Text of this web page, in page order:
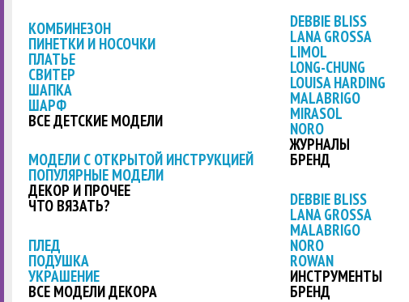
КОМБИНЕЗОН
ПИНЕТКИ И НОСОЧКИ
ПЛАТЬЕ
СВИТЕР
ШАПКА
ШАРФ
ВСЕ ДЕТСКИЕ МОДЕЛИ
МОДЕЛИ С ОТКРЫТОЙ ИНСТРУКЦИЕЙ
ПОПУЛЯРНЫЕ МОДЕЛИ
ДЕКОР И ПРОЧЕЕ
ЧТО ВЯЗАТЬ?
ПЛЕД
ПОДУШКА
УКРАШЕНИЕ
ВСЕ МОДЕЛИ ДЕКОРА
DEBBIE BLISS
LANA GROSSA
LIMOL
LONG-CHUNG
LOUISA HARDING
MALABRIGO
MIRASOL
NORO
ЖУРНАЛЫ
БРЕНД
DEBBIE BLISS
LANA GROSSA
MALABRIGO
NORO
ROWAN
ИНСТРУМЕНТЫ
БРЕНД